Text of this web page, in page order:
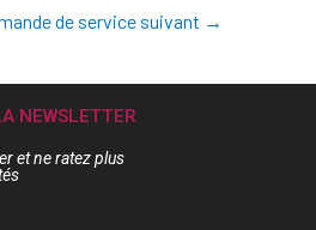
de service suivant →
NEWSLETTER
et ne ratez plus